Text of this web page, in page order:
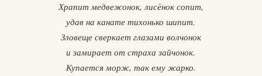
Храпит медвежонок, лисёнок сопит,
удав на канате тихонько шипит.
Зловеще сверкает глазами волчонок
и замирает от страха зайчонок.
Купается морж, так ему жарко.